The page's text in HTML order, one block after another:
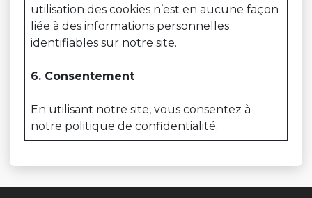
utilisation des cookies n’est en aucune façon
liée à des informations personnelles
identifiables sur notre site.
6. Consentement
En utilisant notre site, vous consentez à
notre politique de confidentialité.